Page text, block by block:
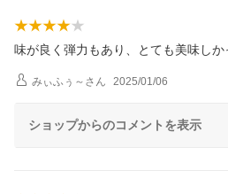
味が良く弾力もあり、とても美味しか
みぃふぅ～ さん 2025/01/06
ショップからのコメントを表示